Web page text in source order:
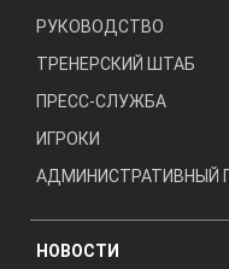
РУКОВОДСТВО
ТРЕНЕРСКИЙ ШТАБ
ПРЕСС-СЛУЖБА
ИГРОКИ
АДМИНИСТРАТИВНЫЙ
НОВОСТИ